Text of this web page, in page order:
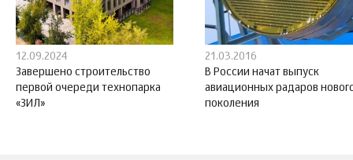
12.09.2024
Завершено строительство
первой очереди технопарка
«ЗИЛ»
21.03.2016
В России начат выпуск
авиационных радаров
поколения